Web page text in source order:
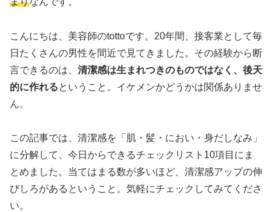
こんにちは、美容師のtottoです。20年間、接客業として毎
日たくさんの男性を間近で見てきました。その経験から断
言できるのは、 清潔感は生まれつきのものではなく、後天
的に作れるということ。イケメンかどうかは関係ありませ
ん。
この記事では、清潔感を「肌・髪・におい・身だしなみ」
に分解して、今日からできるチェックリスト10項目にま
とめました。当てはまる数が多いほど、清潔感アップの伸
びしろがあるということ。気軽にチェックしてみてくださ
い。